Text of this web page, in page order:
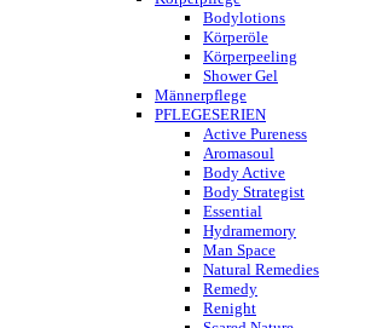
Bodylotions
Körperöle
Körperpeeling
Shower Gel
Männerpflege
PFLEGESERIEN
Active Pureness
Aromasoul
Body Active
Body Strategist
Essential
Hydramemory
Man Space
Natural Remedies
Remedy
Renight